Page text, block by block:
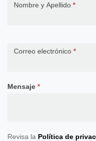
UsNombre y Apellido *
Correo electrónico *
Mensaje *
Revisa la Política de